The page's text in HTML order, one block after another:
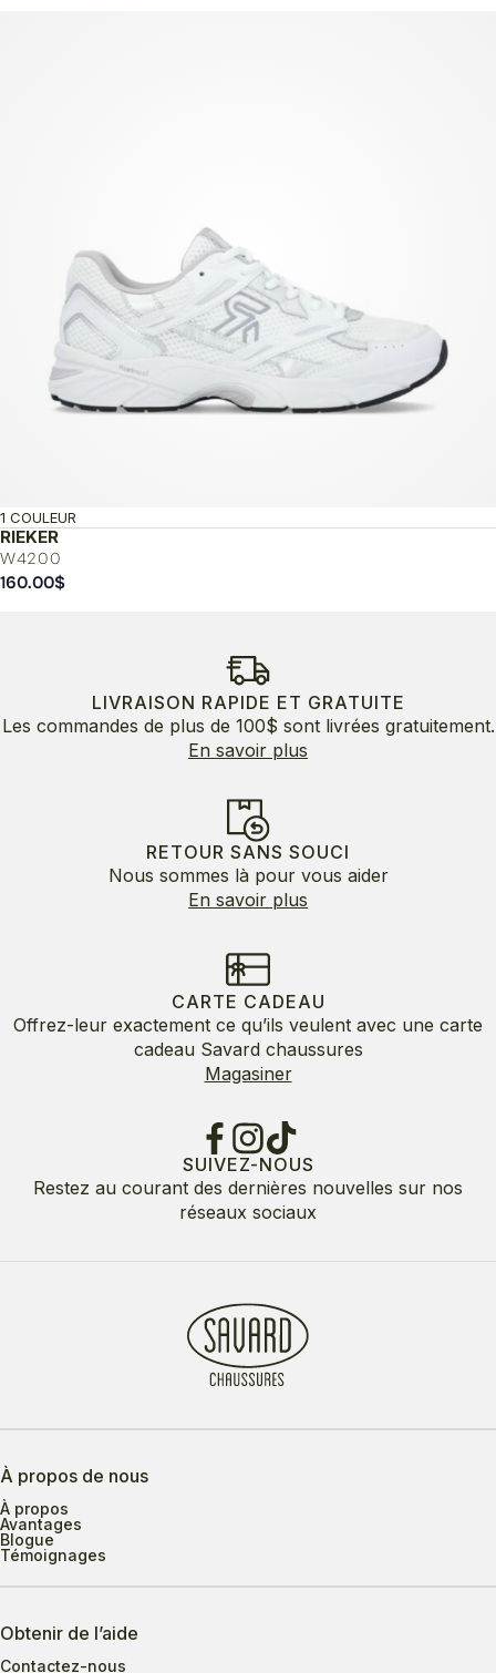
RIEKER
W4200
1 COULEUR
160.00$
LIVRAISON RAPIDE ET GRATUITE
Les commandes de plus de 100$ sont livrées gratuitement.
En savoir plus
RETOUR SANS SOUCI
Nous sommes là pour vous aider
En savoir plus
CARTE CADEAU
Offrez-leur exactement ce qu’ils veulent avec une carte
cadeau Savard chaussures
Magasiner
SUIVEZ-NOUS
Restez au courant des dernières nouvelles sur nos
réseaux sociaux
À propos de nous
À propos
Avantages
Blogue
Témoignages
Obtenir de l’aide
Contactez-nous